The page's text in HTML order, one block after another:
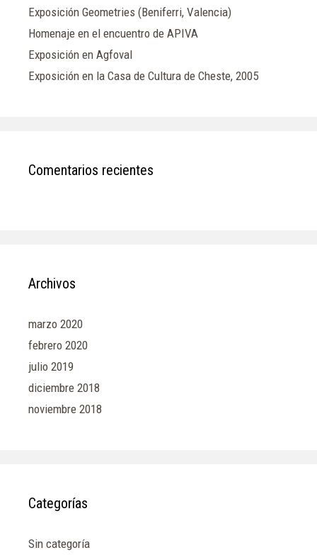
Exposición Geometries (Beniferri, Valencia)
Homenaje en el encuentro de APIVA
Exposición en Agfoval
Exposición en la Casa de Cultura de Cheste, 2005
Comentarios recientes
Archivos
marzo 2020
febrero 2020
julio 2019
diciembre 2018
noviembre 2018
Categorías
Sin categoría